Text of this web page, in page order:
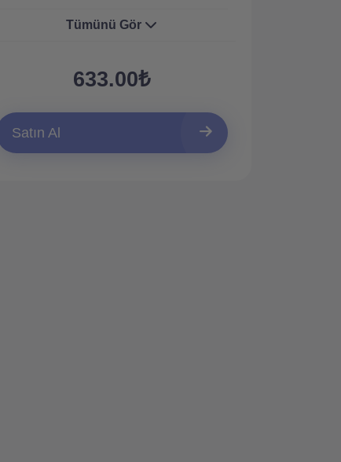
Tümünü Gör
633.00₺
Satın Al